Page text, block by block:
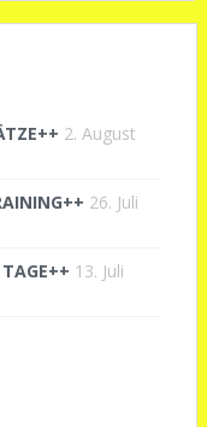
2. August
26. Juli
13. Juli